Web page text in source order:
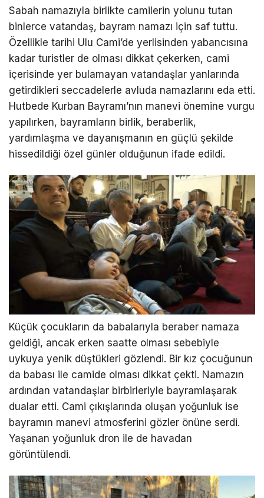
Sabah namazıyla birlikte camilerin yolunu tutan
binlerce vatandaş, bayram namazı için saf tuttu.
Özellikle tarihi Ulu Cami’de yerlisinden yabancısına
kadar turistler de olması dikkat çekerken, cami
içerisinde yer bulamayan vatandaşlar yanlarında
getirdikleri seccadelerle avluda namazlarını eda etti.
Hutbede Kurban Bayramı’nın manevi önemine vurgu
yapılırken, bayramların birlik, beraberlik,
yardımlaşma ve dayanışmanın en güçlü şekilde
hissedildiği özel günler olduğunun ifade edildi.
Küçük çocukların da babalarıyla beraber namaza
geldiği, ancak erken saatte olması sebebiyle
uykuya yenik düştükleri gözlendi. Bir kız çocuğunun
da babası ile camide olması dikkat çekti. Namazın
ardından vatandaşlar birbirleriyle bayramlaşarak
dualar etti. Cami çıkışlarında oluşan yoğunluk ise
bayramın manevi atmosferini gözler önüne serdi.
Yaşanan yoğunluk dron ile de havadan
görüntülendi.